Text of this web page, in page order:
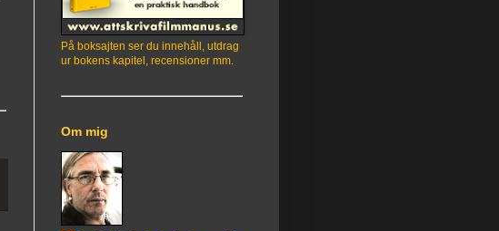
På boksajten ser du innehåll, utdrag
ur bokens kapitel, recensioner mm.
Om mig